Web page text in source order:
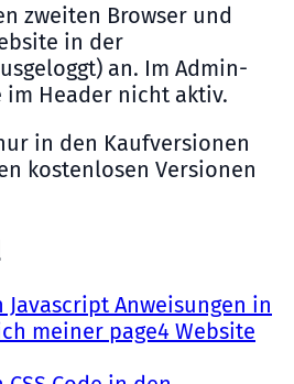
zweiten Browser und
in der
an. Im Admin-
im Header nicht aktiv.
in den Kaufversionen
kostenlosen Versionen
Javascript Anweisungen in
meiner page4 Website